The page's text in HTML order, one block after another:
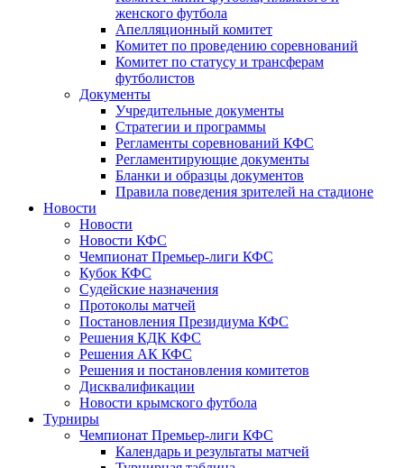
женского футбола
Апелляционный комитет
Комитет по проведению соревнований
Комитет по статусу и трансферам
футболистов
Документы
Учредительные документы
Стратегии и программы
Регламенты соревнований КФС
Регламентирующие документы
Бланки и образцы документов
Правила поведения зрителей на стадионе
Новости
Новости
Новости КФС
Чемпионат Премьер-лиги КФС
Кубок КФС
Судейские назначения
Протоколы матчей
Постановления Президиума КФС
Решения КДК КФС
Решения АК КФС
Решения и постановления комитетов
Дисквалификации
Новости крымского футбола
Турниры
Чемпионат Премьер-лиги КФС
Календарь и результаты матчей